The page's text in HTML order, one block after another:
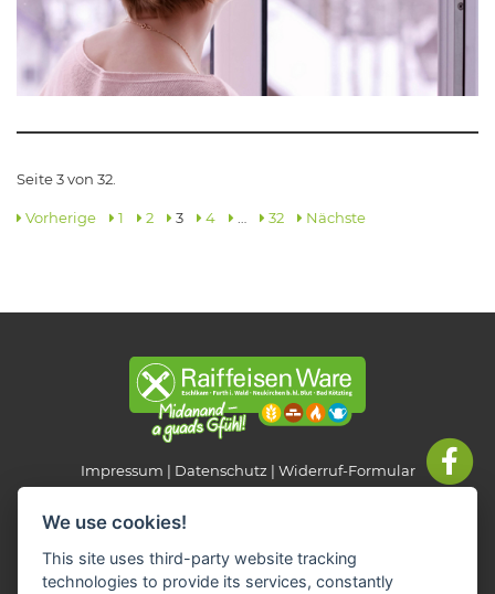
Seite 3 von 32.
Vorherige 1 2 3 4 32 Nächste
Impressum Datenschutz Widerruf-Formular
Raiffeisen Fachmarkt-Lagerhaus
Neukirchen b. Hl. Blut
We use cookies!
This site uses third-party website tracking
technologies to provide its services, constantly